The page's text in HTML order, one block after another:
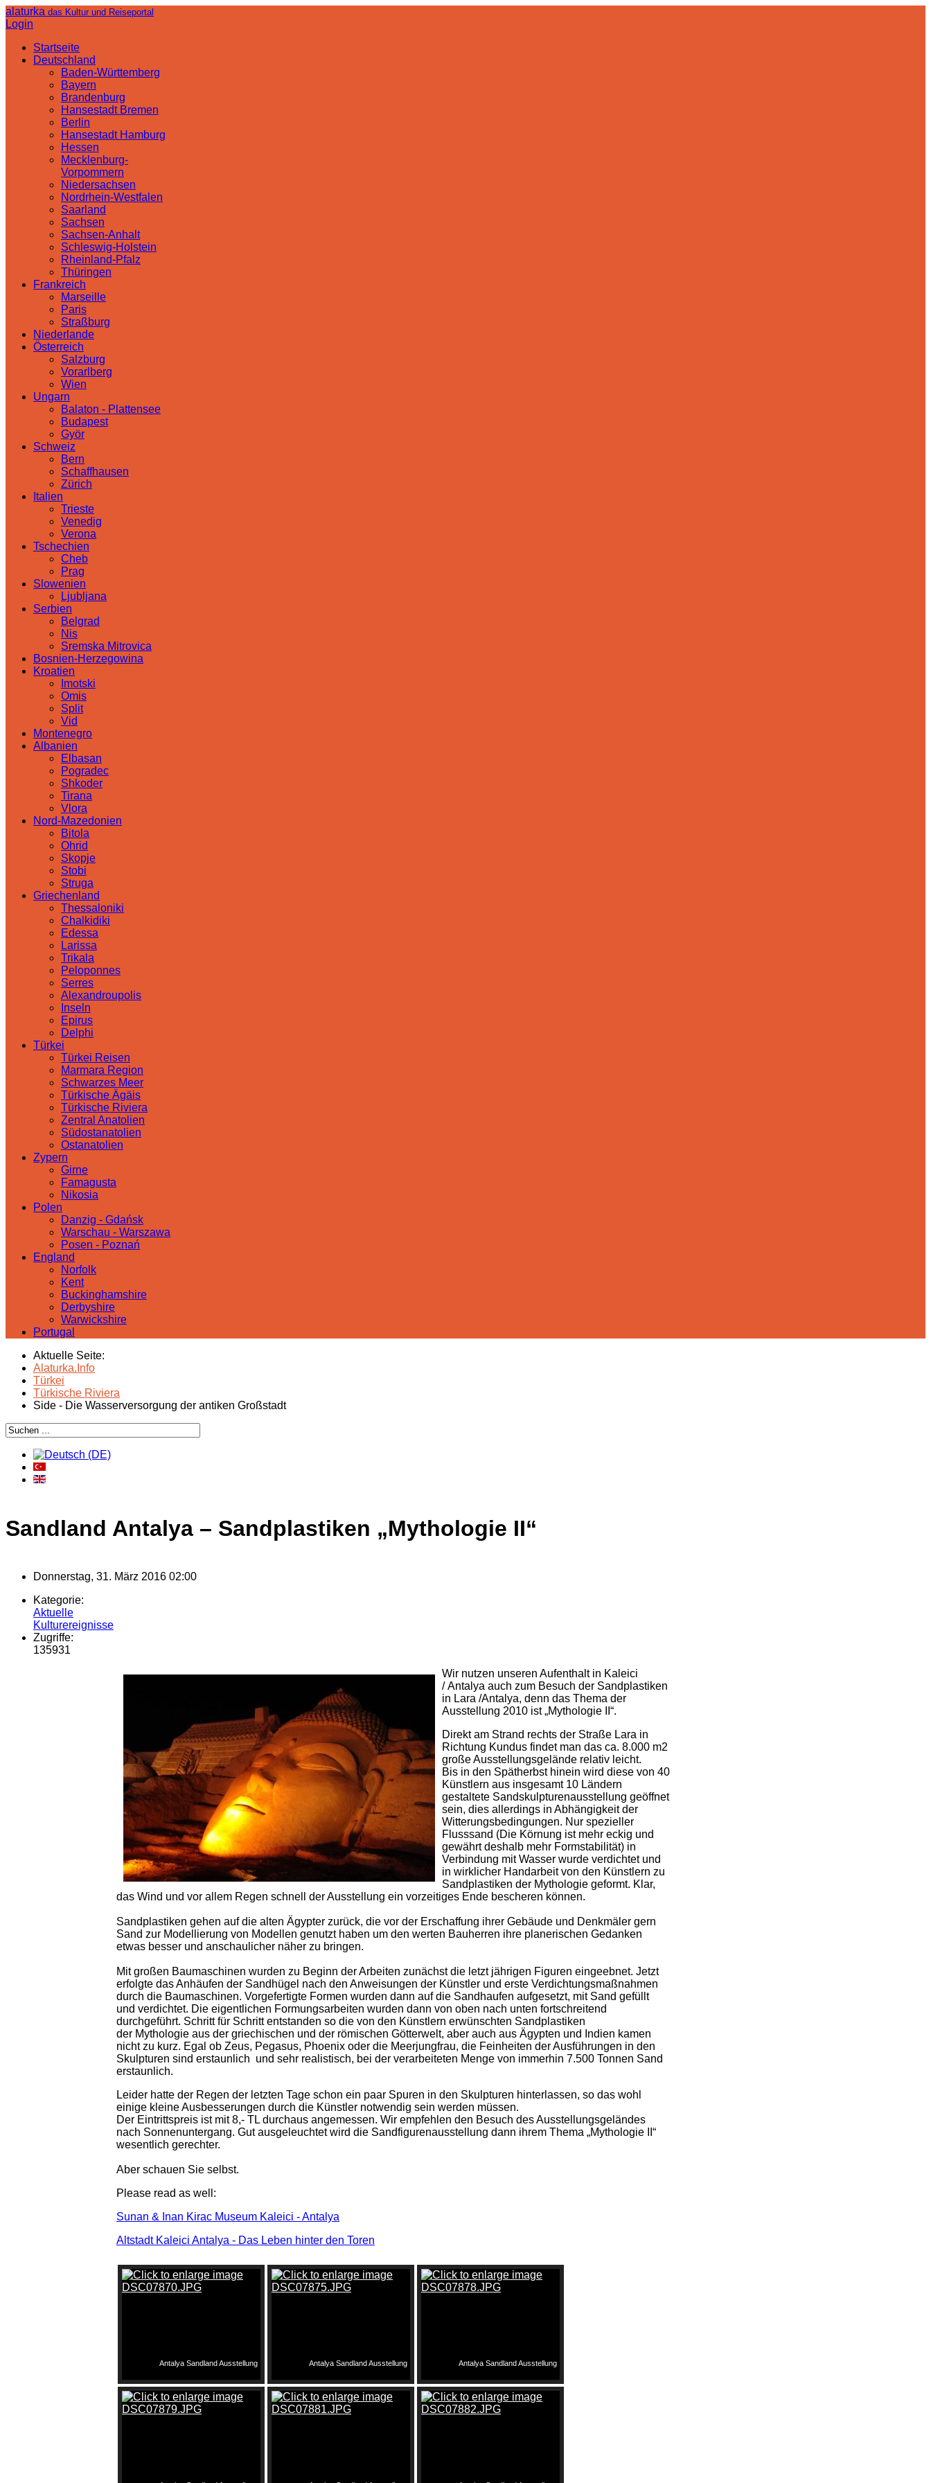
alaturka das Kultur und Reiseportal
Login
Startseite
Deutschland
Baden-Württemberg
Bayern
Brandenburg
Hansestadt Bremen
Berlin
Hansestadt Hamburg
Hessen
Mecklenburg-
Vorpommern
Niedersachsen
Nordrhein-Westfalen
Saarland
Sachsen
Sachsen-Anhalt
Schleswig-Holstein
Rheinland-Pfalz
Thüringen
Frankreich
Marseille
Paris
Straßburg
Niederlande
Österreich
Salzburg
Vorarlberg
Wien
Ungarn
Balaton - Plattensee
Budapest
Györ
Schweiz
Bern
Schaffhausen
Zürich
Italien
Trieste
Venedig
Verona
Tschechien
Cheb
Prag
Slowenien
Ljubljana
Serbien
Belgrad
Nis
Sremska Mitrovica
Bosnien-Herzegowina
Kroatien
Imotski
Omis
Split
Vid
Montenegro
Albanien
Elbasan
Pogradec
Shkoder
Tirana
Vlora
Nord-Mazedonien
Bitola
Ohrid
Skopje
Stobi
Struga
Griechenland
Thessaloniki
Chalkidiki
Edessa
Larissa
Trikala
Peloponnes
Serres
Alexandroupolis
Inseln
Epirus
Delphi
Türkei
Türkei Reisen
Marmara Region
Schwarzes Meer
Türkische Ägäis
Türkische Riviera
Zentral Anatolien
Südostanatolien
Ostanatolien
Zypern
Girne
Famagusta
Nikosia
Polen
Danzig - Gdańsk
Warschau - Warszawa
Posen - Poznań
England
Norfolk
Kent
Buckinghamshire
Derbyshire
Warwickshire
Portugal
Aktuelle Seite:
Alaturka.Info
Türkei
Türkische Riviera
Side - Die Wasserversorgung der antiken Großstadt
Sandland Antalya – Sandplastiken „Mythologie II“
Donnerstag, 31. März 2016 02:00
Kategorie:
Aktuelle
Kulturereignisse
Zugriffe:
135931
Wir nutzen unseren Aufenthalt in Kaleici
/ Antalya auch zum Besuch der Sandplastiken
in Lara /Antalya, denn das Thema der
Ausstellung 2010 ist „Mythologie II“.
Direkt am Strand rechts der Straße Lara in
Richtung Kundus findet man das ca. 8.000 m2
große Ausstellungsgelände relativ leicht.
Bis in den Spätherbst hinein wird diese von 40
Künstlern aus insgesamt 10 Ländern
gestaltete Sandskulpturenausstellung geöffnet
sein, dies allerdings in Abhängigkeit der
Witterungsbedingungen. Nur spezieller
Flusssand (Die Körnung ist mehr eckig und
gewährt deshalb mehr Formstabilität) in
Verbindung mit Wasser wurde verdichtet und
in wirklicher Handarbeit von den Künstlern zu
Sandplastiken der Mythologie geformt. Klar,
das Wind und vor allem Regen schnell der Ausstellung ein vorzeitiges Ende bescheren können.
Sandplastiken gehen auf die alten Ägypter zurück, die vor der Erschaffung ihrer Gebäude und Denkmäler gern
Sand zur Modellierung von Modellen genutzt haben um den werten Bauherren ihre planerischen Gedanken
etwas besser und anschaulicher näher zu bringen.
Mit großen Baumaschinen wurden zu Beginn der Arbeiten zunächst die letzt jährigen Figuren eingeebnet. Jetzt
erfolgte das Anhäufen der Sandhügel nach den Anweisungen der Künstler und erste Verdichtungsmaßnahmen
durch die Baumaschinen. Vorgefertigte Formen wurden dann auf die Sandhaufen aufgesetzt, mit Sand gefüllt
und verdichtet. Die eigentlichen Formungsarbeiten wurden dann von oben nach unten fortschreitend
durchgeführt. Schritt für Schritt entstanden so die von den Künstlern erwünschten Sandplastiken
der Mythologie aus der griechischen und der römischen Götterwelt, aber auch aus Ägypten und Indien kamen
nicht zu kurz. Egal ob Zeus, Pegasus, Phoenix oder die Meerjungfrau, die Feinheiten der Ausführungen in den
Skulpturen sind erstaunlich und sehr realistisch, bei der verarbeiteten Menge von immerhin 7.500 Tonnen Sand
erstaunlich.
Leider hatte der Regen der letzten Tage schon ein paar Spuren in den Skulpturen hinterlassen, so das wohl
einige kleine Ausbesserungen durch die Künstler notwendig sein werden müssen.
Der Eintrittspreis ist mit 8,- TL durchaus angemessen. Wir empfehlen den Besuch des Ausstellungsgeländes
nach Sonnenuntergang. Gut ausgeleuchtet wird die Sandfigurenausstellung dann ihrem Thema „Mythologie II“
wesentlich gerechter.
Aber schauen Sie selbst.
Please read as well:
Sunan & Inan Kirac Museum Kaleici - Antalya
Altstadt Kaleici Antalya - Das Leben hinter den Toren
Antalya Sandland Ausstellung Antalya Sandland Ausstellung Antalya Sandland Ausstellung